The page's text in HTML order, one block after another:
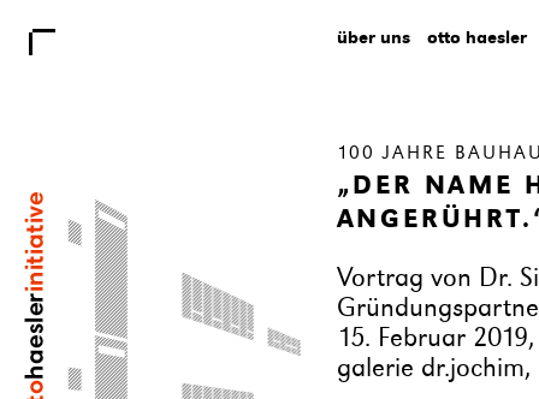
über uns otto haesler
100 JAHRE
„DER NAME
Vortrag von Dr.
15. Februar
galerie